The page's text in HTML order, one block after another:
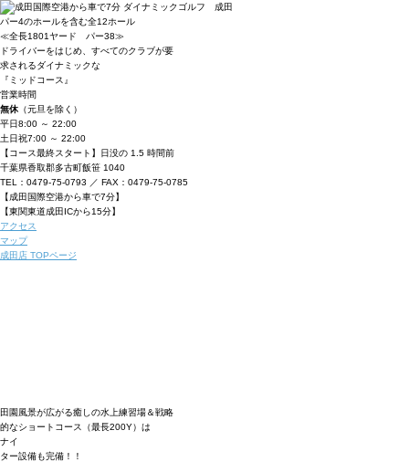
パー4のホールを含む全12ホール
≪全長1801ヤード パー38≫
ドライバーをはじめ、すべてのクラブが要
求されるダイナミックな
『ミッドコース』
営業時間
無休 （元旦を除く）
平日8:00 ～ 22:00
土日祝7:00 ～ 22:00
【コース最終スタート】日没の 1.5 時間前
千葉県香取郡多古町飯笹 1040
TEL：0479-75-0793 ／ FAX：0479-75-0785
【成田国際空港から車で7分】
【東関東道成田ICから15分】
アクセス
マップ
成田店 TOPページ
田園風景が広がる癒しの水上練習場＆戦略
的なショートコース（最長200Y）は
ナイ
ター設備も完備！！